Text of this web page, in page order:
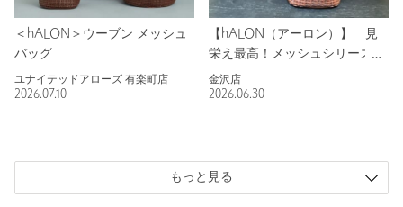
＜hALON＞ウーブン メッシュ
バッグ
ユナイテッドアローズ 有楽町店
2026.07.10
【hALON（アーロン）】 見
栄え最高！メッシュシリーズ！
金沢店
2026.06.30
もっと見る